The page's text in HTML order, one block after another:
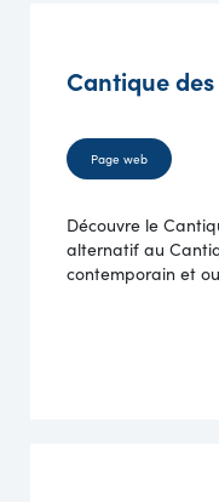
Cantique
Page web
Découvre le
alternatif au
contemporain et